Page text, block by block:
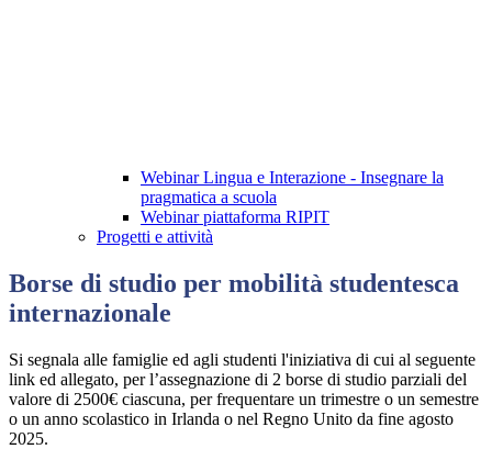
Webinar Lingua e Interazione - Insegnare la
pragmatica a scuola
Webinar piattaforma RIPIT
Progetti e attività
Borse di studio per mobilità studentesca
internazionale
Si segnala alle famiglie ed agli studenti l'iniziativa di cui al seguente
link ed allegato, per l’assegnazione di 2 borse di studio parziali del
valore di 2500€ ciascuna, per frequentare un trimestre o un semestre
o un anno scolastico in Irlanda o nel Regno Unito da fine agosto
2025.